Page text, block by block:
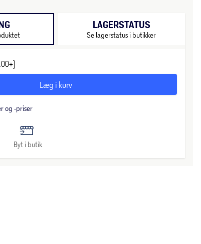
LAGERSTATUS
Se lagerstatus i butikker
Læg i kurv
og -priser
Byt i butik